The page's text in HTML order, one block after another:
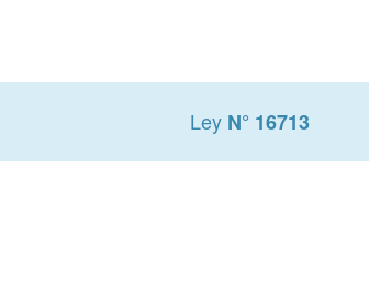
Ley N° 16713